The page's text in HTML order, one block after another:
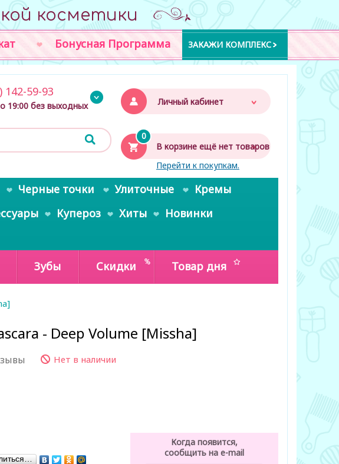
косметики
Бонусная Программа ЗАКАЖИ КОМПЛЕКС
Личный кабинет
0
В корзине ещё нет товаров
Перейти к покупкам.
59-93
19:00 без выходных
Черные точки Улиточные
Кремы
Купероз Хиты
Новинки
Зубы Скидки Товар дня
- Deep Volume [Missha]
Нет в наличии
Когда появится,
сообщить на e-mail